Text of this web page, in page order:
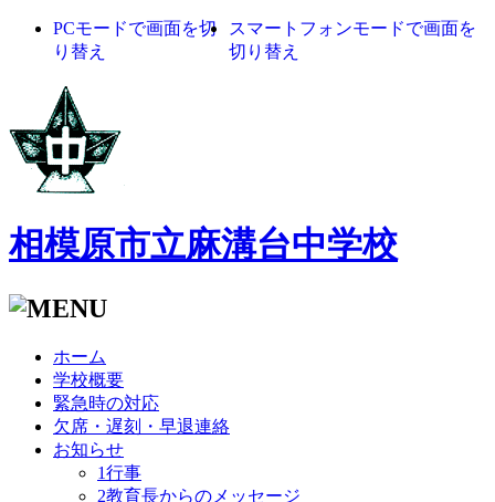
PCモードで画面を切
り替え
スマートフォンモードで画面を
切り替え
相模原市立麻溝台中学校
ホーム
学校概要
緊急時の対応
欠席・遅刻・早退連絡
お知らせ
1行事
2教育長からのメッセージ